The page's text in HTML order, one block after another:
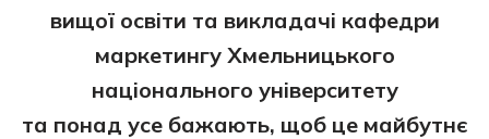
вищої освіти та викладачі кафедри
маркетингу Хмельницького
національного університету
та понад усе бажають, щоб це майбутнє